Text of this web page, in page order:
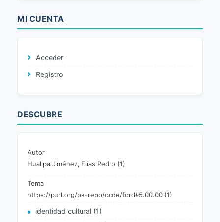
MI CUENTA
Acceder
Registro
DESCUBRE
Autor
Huallpa Jiménez, Elías Pedro (1)
Tema
https://purl.org/pe-repo/ocde/ford#5.00.00 (1)
identidad cultural (1)